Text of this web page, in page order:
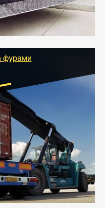
автотранспорт, быстро и
к новому месту
сохранности груза и
фурами
5 до 10 тонн
догруз
для больших
в коробки, мешки,
отдаленные места
услуги по
и юридических лиц